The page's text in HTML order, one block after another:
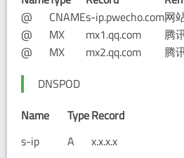
@
CNAMEs-ip.pwecho.com网
@
MX mx1.qq.com
腾
@
MX mx2.qq.com
腾
DNSPOD
Name
TypeRecord
s-ip
A x.x.x.x